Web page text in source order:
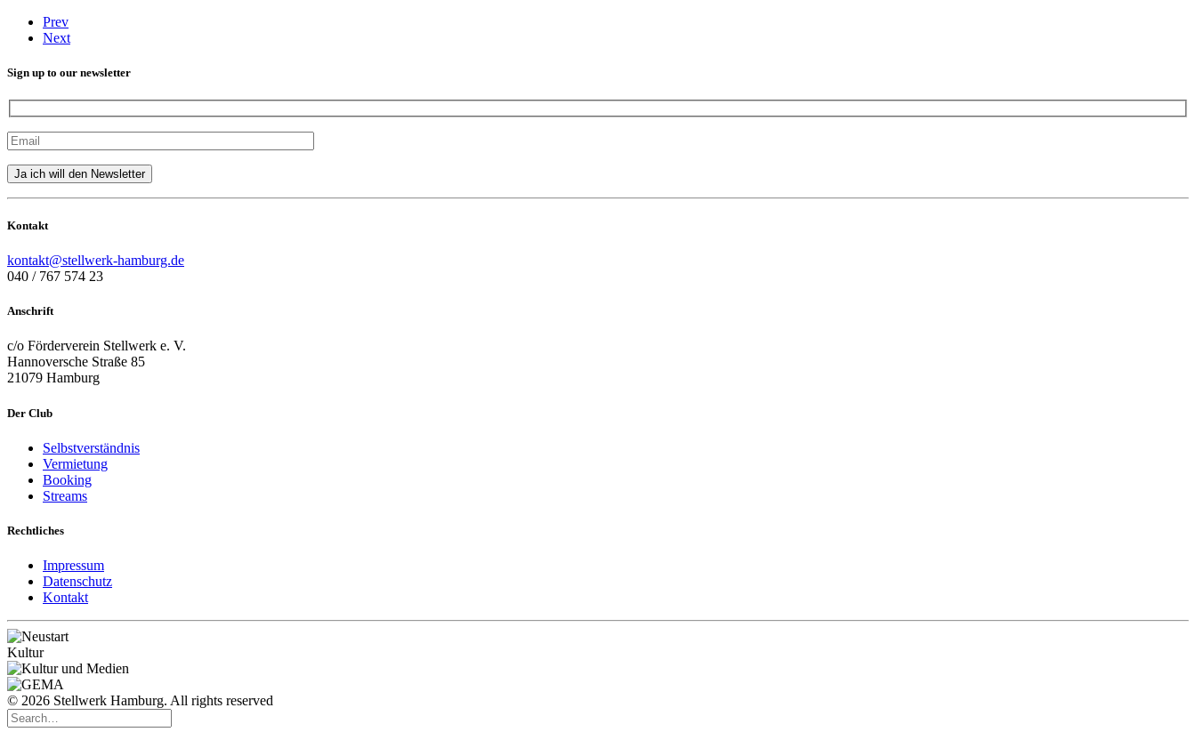
Prev
Next
Sign up to our newsletter
Kontakt
kontakt@stellwerk-hamburg.de
040 / 767 574 23
Anschrift
c/o Förderverein Stellwerk e. V.
Hannoversche Straße 85
21079 Hamburg
Der Club
Selbstverständnis
Vermietung
Booking
Streams
Rechtliches
Impressum
Datenschutz
Kontakt
© 2026 Stellwerk Hamburg. All rights reserved